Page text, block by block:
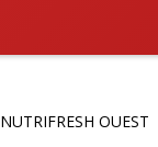
NUTRIFRESH OUEST